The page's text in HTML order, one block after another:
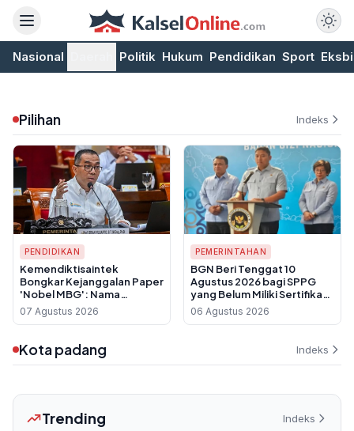
Nasional Politik Hukum Pendidikan Sport
Pilihan Indeks
PENDIDIKAN
Kemendiktisaintek
Bongkar Kejanggalan Paper
'Nobel MBG': Nama
Prabowo Dicatut Tanpa
Izin, Penulis Utama Belum
07 Agustus 2026
PEMERINTAHAN
BGN Beri Tenggat 10
Agustus 2026 bagi SPPG
yang Belum Miliki Sertifikat
Laik Higiene Sanitasi
06 Agustus 2026
Kota padang Indeks
Trending Indeks